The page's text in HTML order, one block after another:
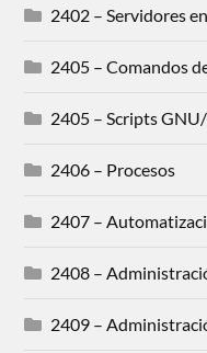
2402 – Servidores
2405 – Comandos
2405 – Scripts
2406 – Procesos
2407 –
2408 –
2409 –